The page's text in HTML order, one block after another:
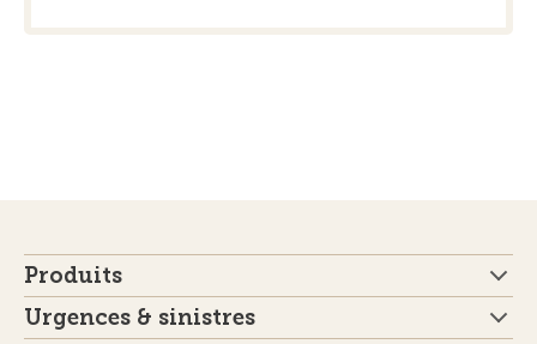
Produits
Urgences & sinistres